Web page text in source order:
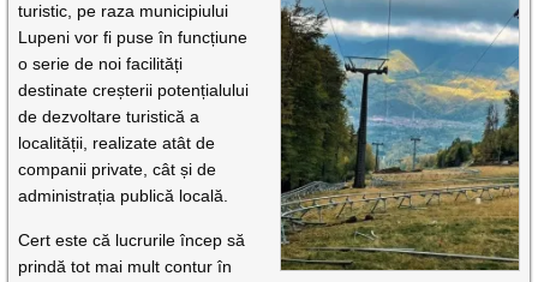
turistic, pe raza municipiului
Lupeni vor fi puse în funcțiune
o serie de noi facilități
destinate creșterii potențialului
de dezvoltare turistică a
localității, realizate atât de
companii private, cât și de
administrația publică locală.
Cert este că lucrurile încep să
prindă tot mai mult contur în